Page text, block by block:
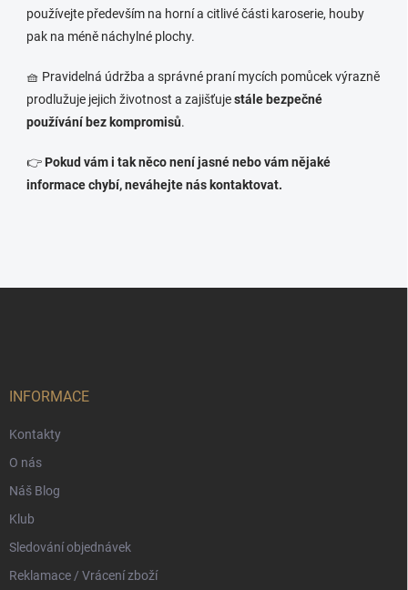
používejte především na horní a citlivé části karoserie, houby
pak na méně náchylné plochy.
🧺 Pravidelná údržba a správné praní mycích pomůcek výrazně
prodlužuje jejich životnost a zajišťujestále bezpečné
používání bez kompromisů.
👉Pokud vám i tak něco není jasné nebo vám nějaké
informace chybí, neváhejte nás kontaktovat.
INFORMACE
Kontakty
O nás
Náš Blog
Klub
Sledování objednávek
Reklamace / Vrácení zboží